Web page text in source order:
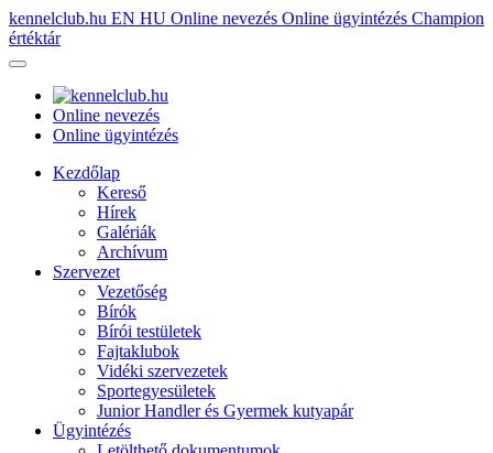
kennelclub.hu EN HU Online nevezés Online ügyintézés Champion
értéktár
Online nevezés
Online ügyintézés
Kezdőlap
Kereső
Hírek
Galériák
Archívum
Szervezet
Vezetőség
Bírók
Bírói testületek
Fajtaklubok
Vidéki szervezetek
Sportegyesületek
Junior Handler és Gyermek kutyapár
Ügyintézés